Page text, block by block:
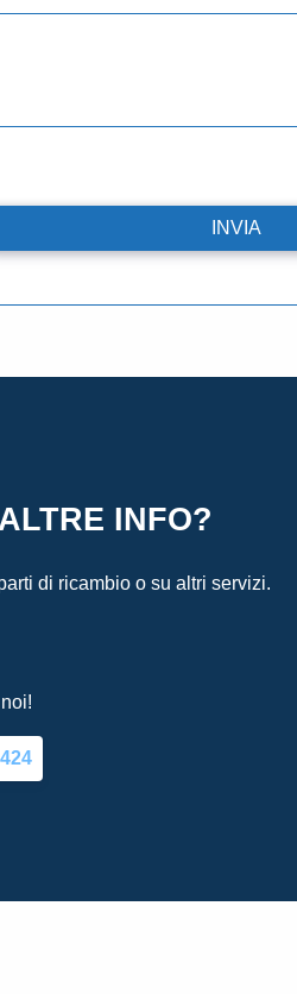
INFO?
di ricambio o su altri servizi.